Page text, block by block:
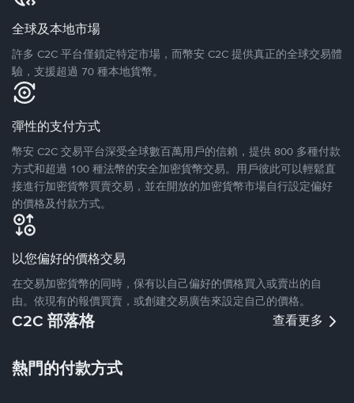
全球及本地市場
許多 C2C 平台僅鎖定特定市場，而幣安 C2C 提供真正的全球交易體
驗，支援超過 70 種本地貨幣。
彈性的支付方式
幣安 C2C 交易平台深受全球數百萬用戶的信賴，提供 800 多種付款
方式和超過 100 種法幣的安全加密貨幣交易。用戶彼此可以輕鬆直
接進行加密貨幣買賣交易，並在開放的加密貨幣市場自行設定偏好
的價格及付款方式。
以您偏好的價格交易
在交易加密貨幣的同時，保有以自己偏好的價格買入或賣出的自
由。依現有的報價買賣，或創建交易廣告來設定自己的價格。
C2C 部落格 查看更多
熱門的付款方式